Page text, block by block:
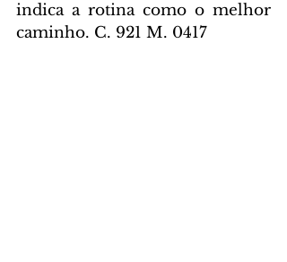
indica a rotina como o melhor
caminho. C. 921 M. 0417